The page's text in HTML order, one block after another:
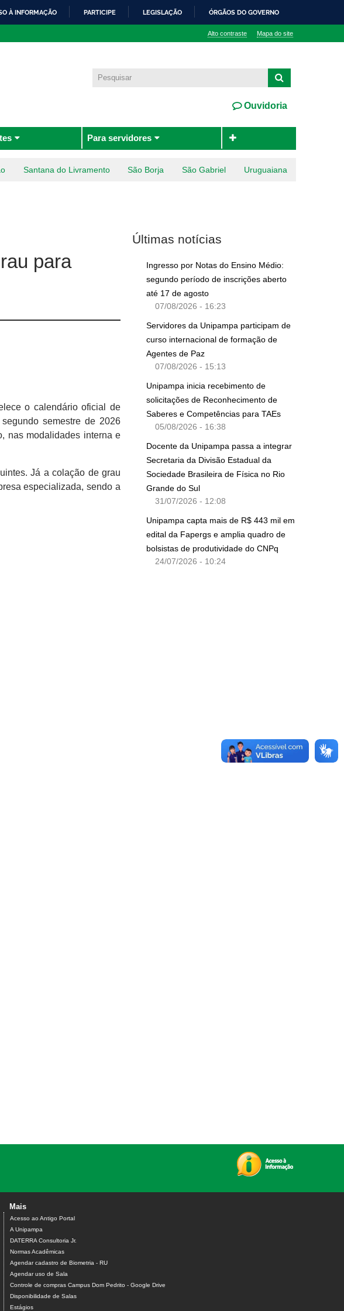
À INFORMAÇÃO PARTICIPE LEGISLAÇÃO ÓRGÃOS DO GOVERNO
Alto contraste Mapa do site
Ouvidoria
Para servidores
Santana do Livramento São Borja São Gabriel Uruguaiana
para
o calendário oficial de
semestre de 2026
nas modalidades interna e
Já a colação de grau
especializada, sendo a
Últimas notícias
Ingresso por Notas do Ensino Médio:
segundo período de inscrições aberto
até 17 de agosto
07/08/2026 - 16:23
Servidores da Unipampa participam de
curso internacional de formação de
Agentes de Paz
07/08/2026 - 15:13
Unipampa inicia recebimento de
solicitações de Reconhecimento de
Saberes e Competências para TAEs
05/08/2026 - 16:38
Docente da Unipampa passa a integrar
Secretaria da Divisão Estadual da
Sociedade Brasileira de Física no Rio
Grande do Sul
31/07/2026 - 12:08
Unipampa capta mais de R$ 443 mil em
edital da Fapergs e amplia quadro de
bolsistas de produtividade do CNPq
24/07/2026 - 10:24
Mais
Acesso ao Antigo Portal
A Unipampa
DATERRA Consultoria Jr.
Normas Acadêmicas
Agendar cadastro de Biometria - RU
Agendar uso de Sala
Controle de compras Campus Dom Pedrito - Google Drive
Disponibilidade de Salas
Estágios